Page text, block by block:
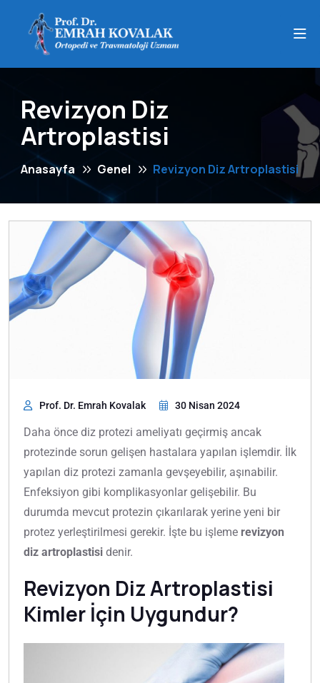
Revizyon Diz
Artroplastisi
Anasayfa Genel Revizyon Diz Artroplastisi
Prof. Dr. Emrah Kovalak 30 Nisan 2024
Daha önce diz protezi ameliyatı geçirmiş ancak
protezinde sorun gelişen hastalara yapılan işlemdir. İlk
yapılan diz protezi zamanla gevşeyebilir, aşınabilir.
Enfeksiyon gibi komplikasyonlar gelişebilir. Bu
durumda mevcut protezin çıkarılarak yerine yeni bir
protez yerleştirilmesi gerekir. İşte bu işleme revizyon
diz artroplastisi denir.
Revizyon Diz Artroplastisi
Kimler İçin Uygundur?